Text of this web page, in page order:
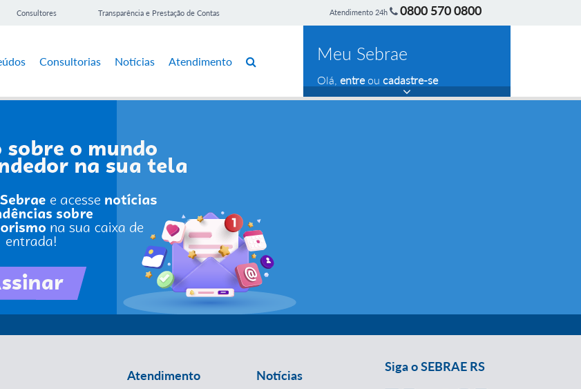
Consultores Transparência e Prestação de Contas Atendimento 24h 0800 570 0800
Consultorias Notícias Atendimento Meu Sebrae
Olá, entreou cadastre-se
Atendimento
Notícias
Siga o SEBRAE RS